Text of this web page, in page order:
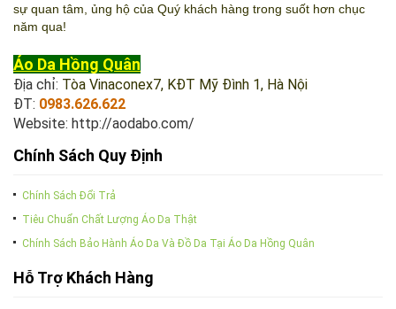
sự quan tâm, ủng hộ của Quý khách hàng trong suốt hơn chục
năm qua!
Áo Da Hồng Quân
Địa chỉ: Tòa Vinaconex7, KĐT Mỹ Đình 1, Hà Nội
ĐT: 0983.626.622
Website: http://aodabo.com/
Chính Sách Quy Định
Chính Sách Đổi Trả
Tiêu Chuẩn Chất Lượng Áo Da Thật
Chính Sách Bảo Hành Áo Da Và Đồ Da Tại Áo Da Hồng Quân
Hỗ Trợ Khách Hàng